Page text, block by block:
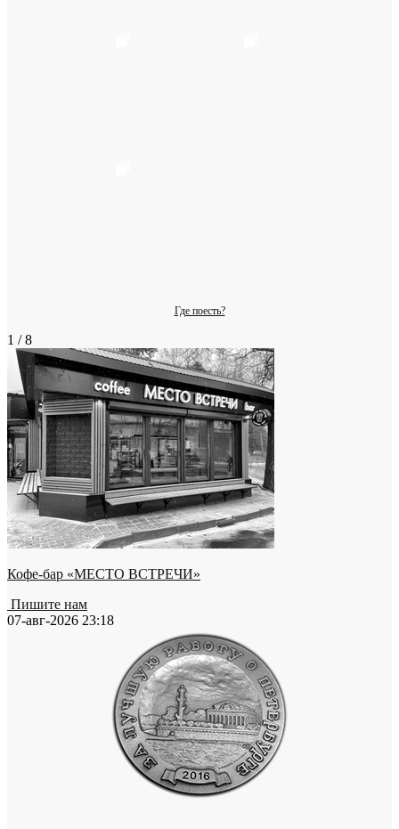
Где поесть?
1 / 8
Кофе-бар «МЕСТО ВСТРЕЧИ»
Пишите нам
07-авг-2026 23:18